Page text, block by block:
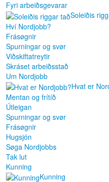
Fyri arbeiðsgevarar
Soleiðis
Hví Nordjobb?
Frásøgnir
Spurningar og svør
Viðskiftatreytir
Skráset arbeiðsstað
Um Nordjobb
Hvat er
Mentan og frítíð
Útleigan
Spurningar og svør
Frásøgnir
Hugsjón
Søga Nordjobbs
Tak lut
Kunning
Kunning